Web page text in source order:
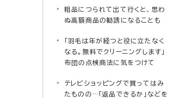
粗品につられて出て行くと、思わ
ぬ高額商品の勧誘になることも
「羽毛は年が経つと役に立たなく
なる。無料でクリーニングします」
布団の点検商法に気をつけて
テレビショッピングで買ってはみ
たものの…「返品できるか」などを